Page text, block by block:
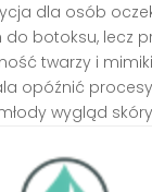
dla osób
do botoksu, lecz
twarzy i
opóźnić
wygląd skóry